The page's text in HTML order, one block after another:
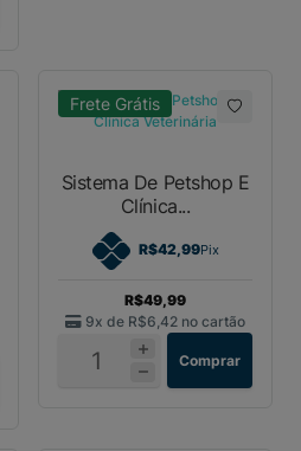
Frete Grátis
Sistema De Petshop E
Clínica...
R$42,99Pix
R$49,99
9x de R$6,42 no cartão
Comprar